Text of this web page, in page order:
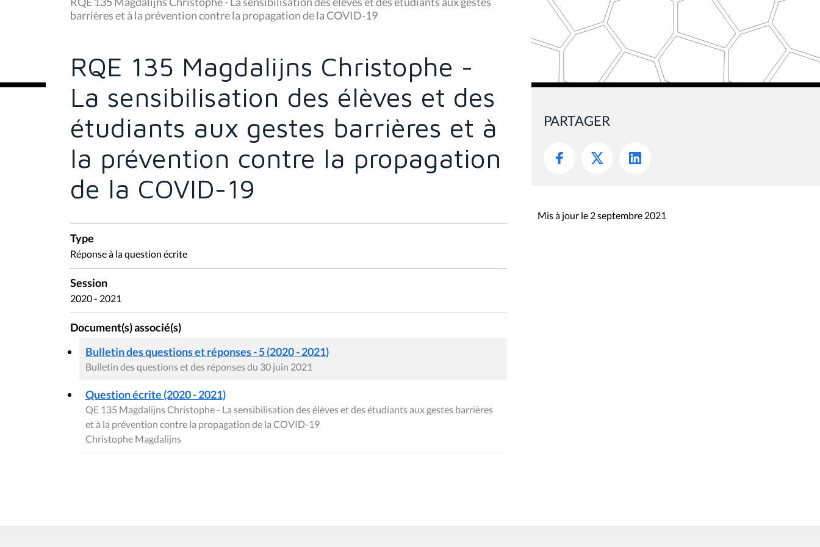
s
ê
barrières et à la prévention contre la propagation de la COVID-19
RQE 135 Magdalijns Christophe -
La sensibilisation des élèves et des
étudiants aux gestes barrières et à
la prévention contre la propagation
de la COVID-19
Type
Réponse à la question écrite
Session
2020 - 2021
Document(s) associé(s)
Bulletin des questions et réponses - 5 (2020 - 2021)
Bulletin des questions et des réponses du 30 juin 2021
Question écrite (2020 - 2021)
QE 135 Magdalijns Christophe - La sensibilisation des élèves et des étudiants aux gestes barrières
et à la prévention contre la propagation de la COVID-19
Christophe Magdalijns
PARTAGER
Mis à jour le 2 septembre 2021